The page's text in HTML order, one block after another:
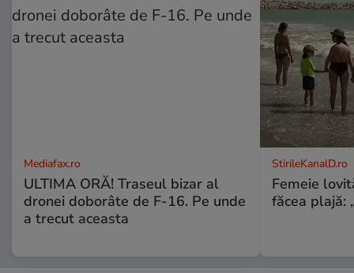
Mediafax.ro
ULTIMA ORĂ! Traseul bizar al
dronei doborâte de F-16. Pe unde
a trecut aceasta
StirileKanalD.ro
Femeie
făcea plajă: